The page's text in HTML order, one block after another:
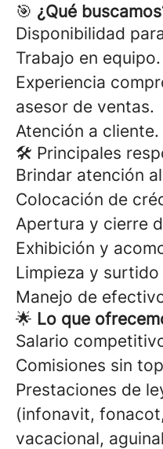
🎯 ¿Qué
Disponibilidad
Trabajo en equipo.
Experiencia
asesor de ventas.
Atención a cliente.
🛠 Principales
Brindar atención
Colocación de
Apertura y cierre
Exhibición y
Limpieza y
Manejo de
🌟 Lo que
Salario
Comisiones sin
Prestaciones de
(infonavit,
vacacional,